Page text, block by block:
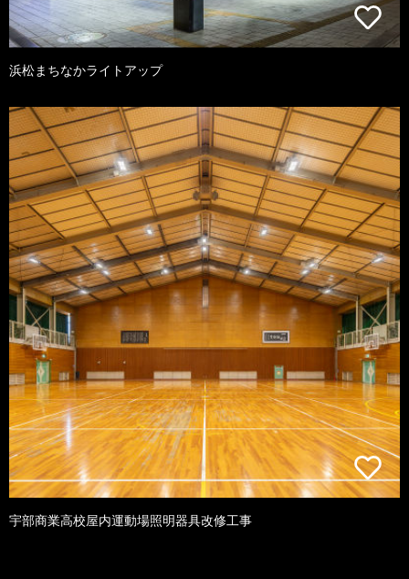
浜松まちなかライトアップ
宇部商業高校屋内運動場照明器具改修工事